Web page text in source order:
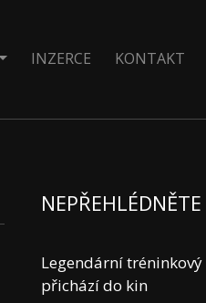
INZERCE KONTAKT
NEPŘEHLÉDNĚTE
Legendární
přichází do kin